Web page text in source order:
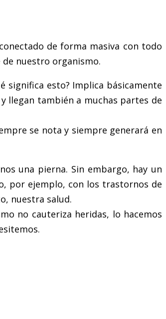
de forma masiva con todo
de nuestro organismo.
significa esto? Implica básicamente
llegan también a muchas partes de
se nota y siempre generará en
una pierna. Sin embargo, hay un
por ejemplo, con los trastornos de
nuestra salud.
no cauteriza heridas, lo hacemos